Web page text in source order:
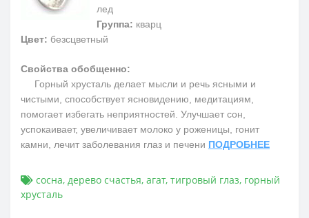
лед
Группа: кварц
Цвет: безсцветный
Свойства обобщенно:
Горный хрусталь делает мысли и речь ясными и
чистыми, способствует ясновидению, медитациям,
помогает избегать неприятностей. Улучшает сон,
успокаивает, увеличивает молоко у роженицы, гонит
камни, лечит заболевания глаз и печени ПОДРОБНЕЕ
сосна, дерево счастья, агат, тигровый глаз, горный
хрусталь